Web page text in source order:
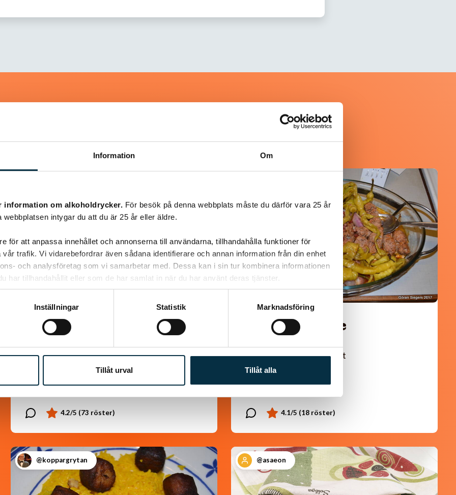
Information Om
information om alkoholdrycker. För besök på denna webbplats måste du därför vara 25 år
intygar du att du är 25 år eller äldre.
för att anpassa innehållet och annonserna till användarna, tillhandahålla funktioner för
trafik. Vi vidarebefordrar även sådana identifierare och annan information från din enhet
och analysföretag som vi samarbetar med. Dessa kan i sin tur kombinera informationen
har tillhandahållit eller som de har samlat in när du har använt deras tjänster.
Inställningar Statistik Marknadsföring
Tillåt urval Tillåt alla
Liknande recept
Chokladrulle
Jättegod rulle som alla som har smakat den
älskar den. Väldigt lätt att göra dessutom. i
det receptet jag hittade så var det halva…
Turkisk köfte
En längtan till Turkisk mat
@koppargrytan @asaeon